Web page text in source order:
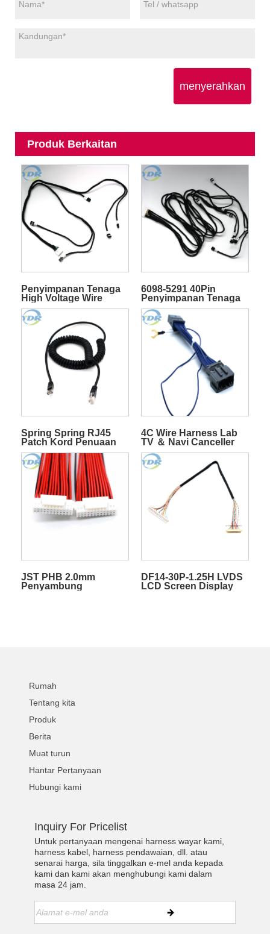
menyerahkan
Produk Berkaitan
Penyimpanan Tenaga
High Voltage Wire
Harness 6098-5283
Penyambung ke IMSA-
13065S-2-12A Plug
Cable Assembly
6098-5291 40Pin
Penyimpanan Tenaga
Tinggi Voltan IMSA-
13065S-2-12A Kabel
Harness Wire
Spring Spring RJ45
Patch Kord Penuaan
Rintangan Ethernet
CAT6 UTP Spiral
Coiled Wire
Communication Cable
4C Wire Harness Lab
TV ＆ Navi Canceller
Kit BH-H235 Kabel Set
untuk Stepwagon
JST PHB 2.0mm
Penyambung
DF14-30P-1.25H LVDS
LCD Screen Display
Rumah
Tentang kita
Produk
Berita
Muat turun
Hantar Pertanyaan
Hubungi kami
Inquiry For Pricelist
Untuk pertanyaan mengenai harness wayar kami,
harness kabel, harness pendawaian, dll. atau
senarai harga, sila tinggalkan e-mel anda kepada
kami dan kami akan menghubungi kami dalam
masa 24 jam.